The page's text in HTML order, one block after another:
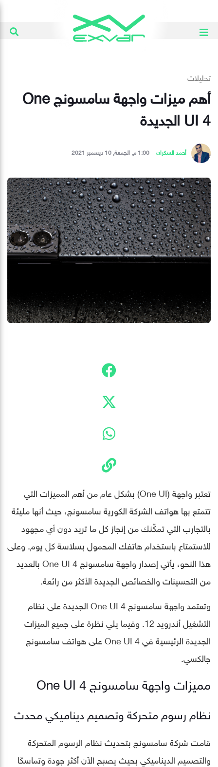
تحليلات
أهم ميزات واجهة سامسونج One
UI 4 الجديدة
أحمد السكران 1:00 م, الجمعة, 10 ديسمبر 2021
تعتبر واجهة (One UI) بشكل عام من أهم المميزات التي
تتمتع بها هواتف الشركة الكورية سامسونج، حيث أنها مليئة
بالتجارب التي تمكِّنك من إنجاز كل ما تريد دون أي مجهود
للاستمتاع باستخدام هاتفك المحمول بسلاسة كل يوم. وعلى
هذا النحو، يأتي إصدار واجهة سامسونج One UI 4 بالعديد
من التحسينات والخصائص الجديدة الأكثر من رائعة.
وتعتمد واجهة سامسونج One UI 4 الجديدة على نظام
التشغيل أندرويد 12. وفيما يلي نظرة على جميع الميزات
الجديدة الرئيسية في One UI 4 على هواتف سامسونج
جالكسي.
مميزات واجهة سامسونج One UI 4
نظام رسوم متحركة وتصميم ديناميكي محدث
قامت شركة سامسونج بتحديث نظام الرسوم المتحركة
والتصميم الديناميكي بحيث يصبح الآن أكثر جودة وتماسكًا